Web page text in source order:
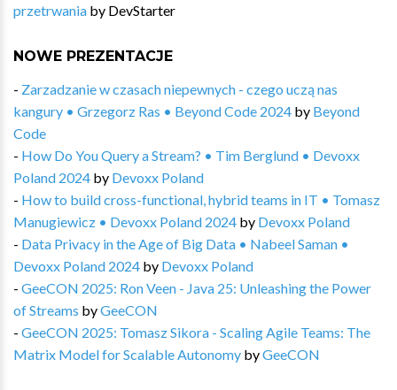
przetrwania by DevStarter
NOWE PREZENTACJE
- Zarzadzanie w czasach niepewnych - czego uczą nas
kangury • Grzegorz Ras • Beyond Code 2024 by Beyond
Code
- How Do You Query a Stream? • Tim Berglund • Devoxx
Poland 2024 by Devoxx Poland
- How to build cross-functional, hybrid teams in IT • Tomasz
Manugiewicz • Devoxx Poland 2024 by Devoxx Poland
- Data Privacy in the Age of Big Data • Nabeel Saman •
Devoxx Poland 2024 by Devoxx Poland
- GeeCON 2025: Ron Veen - Java 25: Unleashing the Power
of Streams byGeeCON
- GeeCON 2025: Tomasz Sikora - Scaling Agile Teams: The
Matrix Model for Scalable Autonomy byGeeCON